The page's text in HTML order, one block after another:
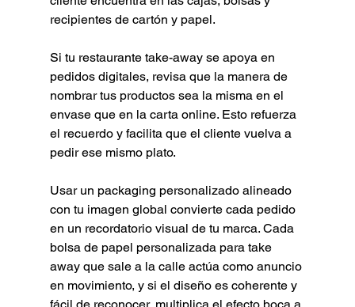
recipientes de cartón y papel.
Si tu restaurante take-away se apoya en
pedidos digitales, revisa que la manera de
nombrar tus productos sea la misma en el
envase que en la carta online. Esto refuerza
el recuerdo y facilita que el cliente vuelva a
pedir ese mismo plato.
Usar un packaging personalizado alineado
con tu imagen global convierte cada pedido
en un recordatorio visual de tu marca. Cada
bolsa de papel personalizada para take
away que sale a la calle actúa como anuncio
en movimiento, y si el diseño es coherente y